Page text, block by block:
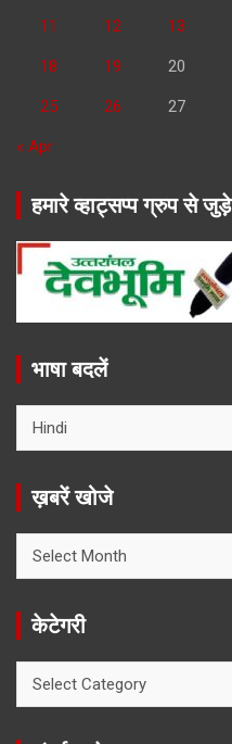
11 12 13
18 19 20
25 26 27
« Apr
हमारे व्हाट्सप्प ग्रुप से जुड़े
भाषा बदलें
ख़बरें खोजे
खोजे
केटेगरी